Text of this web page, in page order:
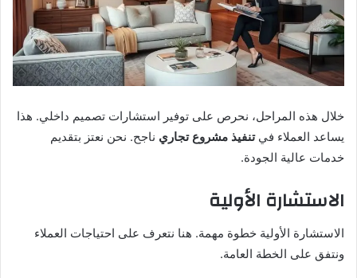
خلال هذه المراحل، نحرص على توفير استشارات تصميم داخلي. هذا
يساعد العملاء فيتنفيذ مشروع تجاري ناجح. نحن نعتز بتقديم
خدمات عالية الجودة.
الاستشارة الأولية
الاستشارة الأولية خطوة مهمة. هنا نتعرف على احتياجات العملاء
ونتفق على الخطة العامة.